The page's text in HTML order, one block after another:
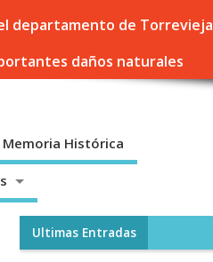
departamento de Torrevieja
daños naturales
Memoria Histórica
Ultimas Entradas